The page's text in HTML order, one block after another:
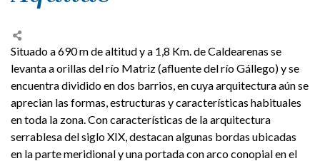
Situado a 690 m de altitud y a 1,8 Km. de Caldearenas se
levanta a orillas del río Matriz (afluente del río Gállego) y se
encuentra dividido en dos barrios, en cuya arquitectura aún se
aprecian las formas, estructuras y características habituales
en toda la zona. Con características de la arquitectura
serrablesa del siglo XIX, destacan algunas bordas ubicadas
en la parte meridional y una portada con arco conopial en el